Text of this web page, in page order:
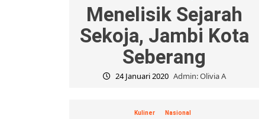
Menelisik Sejarah
Sekoja, Jambi Kota
Seberang
24 Januari 2020 Admin: Olivia A
Kuliner Nasional